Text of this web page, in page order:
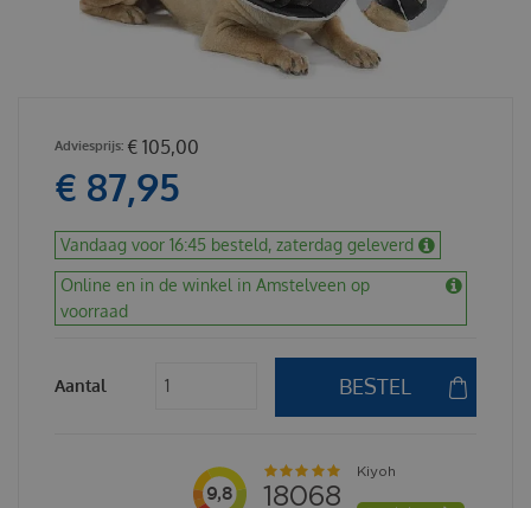
€ 105,00
€ 87,95
Vandaag voor 16:45 besteld, zaterdag geleverd
Online en in de winkel in Amstelveen op
voorraad
Aantal